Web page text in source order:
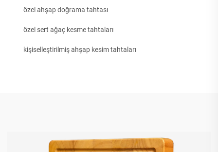
özel ahşap doğrama tahtası
özel sert ağaç kesme tahtaları
kişiselleştirilmiş ahşap kesim tahtaları